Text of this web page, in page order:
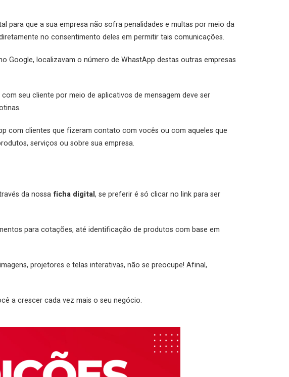
para que a sua empresa não sofra penalidades e multas por meio da
no consentimento deles em permitir tais comunicações.
Google, localizavam o número de WhastApp destas outras empresas
seu cliente por meio de aplicativos de mensagem deve ser
com clientes que fizeram contato com vocês ou com aqueles que
serviços ou sobre sua empresa.
da nossa ficha digital, se preferir é só clicar no link para ser
para cotações, até identificação de produtos com base em
projetores e telas interativas, não se preocupe! Afinal,
a crescer cada vez mais o seu negócio.